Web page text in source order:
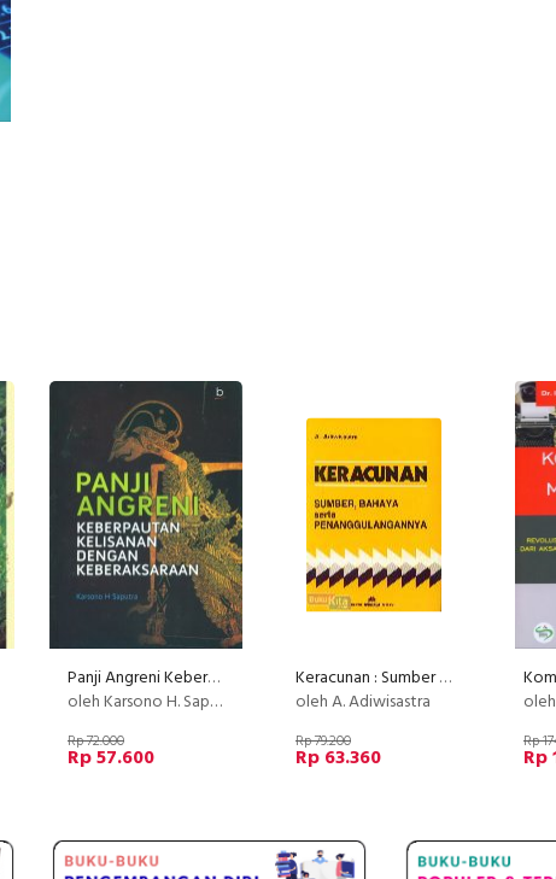
Panji Angreni Keberpautan Kelisanan Dengan Keberaksaraan
oleh Karsono H. Saputra
Rp 72.000
Rp 57.600
Keracunan : Sumber Bahaya serta Penanggulangannya
oleh A. Adiwisastra
Rp 79.200
Rp 63.360
oleh Dr.
Rp
Rp